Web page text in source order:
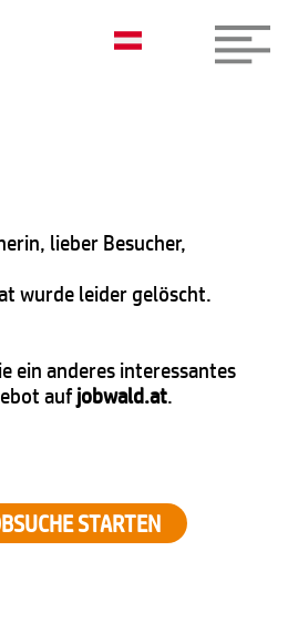
lieber Besucher,
wurde leider gelöscht.
ein anderes interessantes
aufjobwald.at.
STARTEN